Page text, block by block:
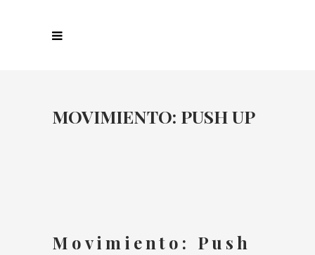
MOVIMIENTO: PUSH UP
Movimiento: Push